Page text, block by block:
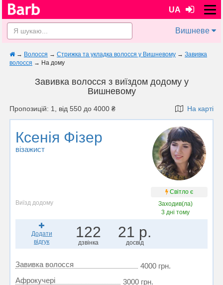
UA
Вишневе
→ Волосся → Стрижка та укладка волосся у Вишневому → Завивка
волосся → На дому
Завивка волосся з виїздом додому у
Вишневому
Пропозицій: 1, від 550 до 4000 ₴ На карті
Ксенія Фізер
візажист
Світло є
Виїзд додому
Заходив(ла)
3 дні тому
Додати
відгук
122
дзвінка
21 р.
досвід
Завивка волосся
4000 грн.
Афрокучері
3000 грн.